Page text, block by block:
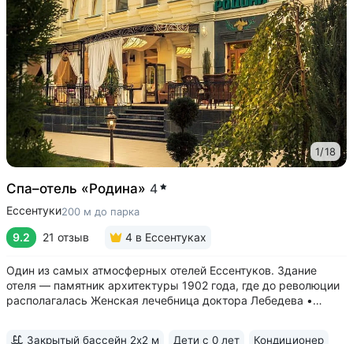
1/18
Спа–отель «Родина» 4
Ессентуки200 м до парка
9.2 21 отзыв 4 в Ессентуках
Один из самых атмосферных отелей Ессентуков. Здание
отеля — памятник архитектуры 1902 года, где до революции
располагалась Женская лечебница доктора Лебедева •
Закрытый бассейн 2х2 м Дети с 0 лет Кондиционер